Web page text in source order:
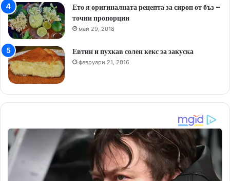
Ето я оригиналната рецепта за сироп от бъз –
точни пропорции
май 29, 2018
Евтин и пухкав солен кекс за закуска
февруари 21, 2016